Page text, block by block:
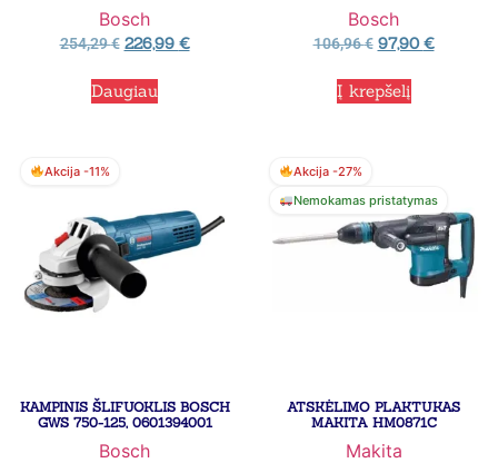
Bosch
254,29€ 226,99 €
Daugiau
Bosch
106,96€ 97,90€
Į krepšelį
Akcija -11%
KAMPINIS ŠLIFUOKLIS BOSCH
GWS 750-125, 0601394001
Bosch
Akcija -27%
Nemokamas pristatymas
ATSKĖLIMO PLAKTUKAS
MAKITA HM0871C
Makita